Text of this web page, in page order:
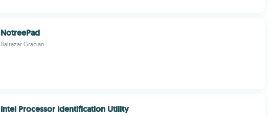
NotreePad
Baltazar Gracian
Intel Processor Identification Utility